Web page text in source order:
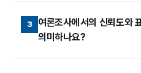
3
여론조사에서의 신뢰도와
의미하나요?